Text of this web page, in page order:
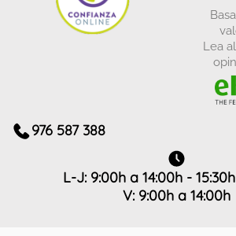
Lea algunas de las
976 587 388
L-J: 9:00h a 14:00h -
V: 9:00h a 14:00h